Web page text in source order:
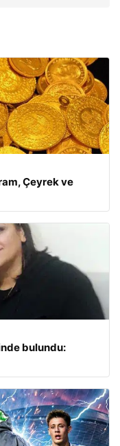
Çeyrek ve
bulundu: